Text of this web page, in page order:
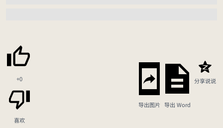
+0
喜欢
导出图片 导出 Word
分享说说